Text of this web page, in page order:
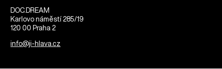
DOC.DREAM​
Karlovo náměstí 285/19
120 00 Praha 2
info@ji-hlava.cz